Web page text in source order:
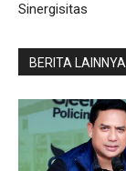
Sinergisitas
BERITA LAINNYA